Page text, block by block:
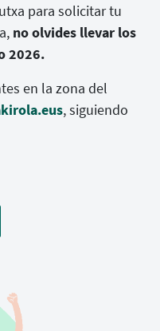
para solicitar tu
no olvides llevar los
2026.
en la zona del
, siguiendo